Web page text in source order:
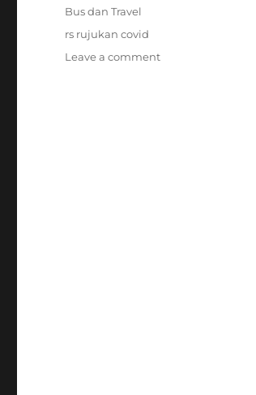
Categories
Bus dan Travel
Tags
rs rujukan covid
Leave a commenton